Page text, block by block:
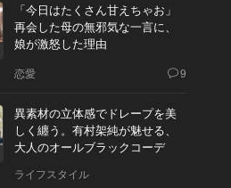
「今日はたくさん甘えちゃお」
再会した母の無邪気な一言に、
娘が激怒した理由
恋愛 9
異素材の立体感でドレープを美
しく纏う。有村架純が魅せる、
大人のオールブラックコーデ
ライフスタイル